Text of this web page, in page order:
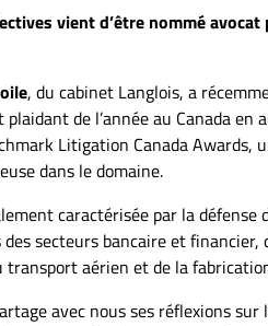
vient d’être nommé
, du cabinet Langlois, a
de l’année au Canada en
Litigation Canada Awards,
dans le domaine.
caractérisée par la défense
secteurs bancaire et financier,
aérien et de la
avec nous ses réflexions sur